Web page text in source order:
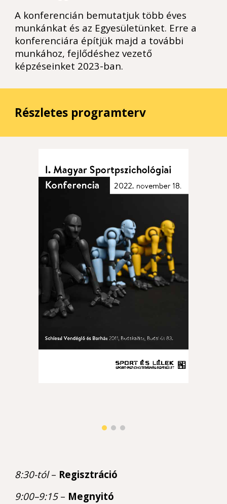
A konferencián bemutatjuk több éves
munkánkat és az Egyesületünket. Erre a
konferenciára építjük majd a további
munkához, fejlődéshez vezető
képzéseinket 2023-ban.
Részletes programterv
8:30-tól– Regisztráció
9:00–9:15– Megnyitó